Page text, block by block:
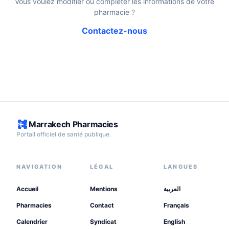
pharmacie ?
Contactez-nous
Marrakech Pharmacies
Portail officiel de santé publique.
NAVIGATION
Accueil
Pharmacies
Calendrier
LÉGAL
Mentions
Contact
Syndicat
LANGUES
العربية
Français
English